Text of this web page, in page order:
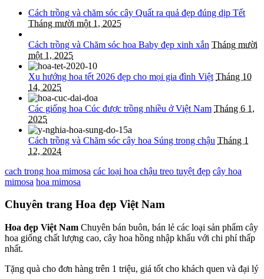
Cách trồng và chăm sóc cây Quất ra quả đẹp đúng dịp Tết
Tháng mười một 1, 2025
Cách trồng và Chăm sóc hoa Baby đẹp xinh xắn Tháng mười
một 1, 2025
Xu hướng hoa tết 2026 đẹp cho mọi gia đình Việt Tháng 10
14, 2025
Các giống hoa Cúc được trồng nhiều ở Việt Nam Tháng 6 1,
2025
Cách trồng và Chăm sóc cây hoa Súng trong chậu Tháng 1
12, 2024
cach trong hoa mimosa các loại hoa chậu treo tuyệt đẹp cây hoa
mimosa hoa mimosa
Chuyên trang Hoa đẹp Việt Nam
Hoa đẹp Việt Nam Chuyên bán buôn, bán lẻ các loại sản phẩm cây
hoa giống chất lượng cao, cây hoa hồng nhập khẩu với chi phí thấp
nhất.
Tặng quà cho đơn hàng trên 1 triệu, giá tốt cho khách quen và đại lý